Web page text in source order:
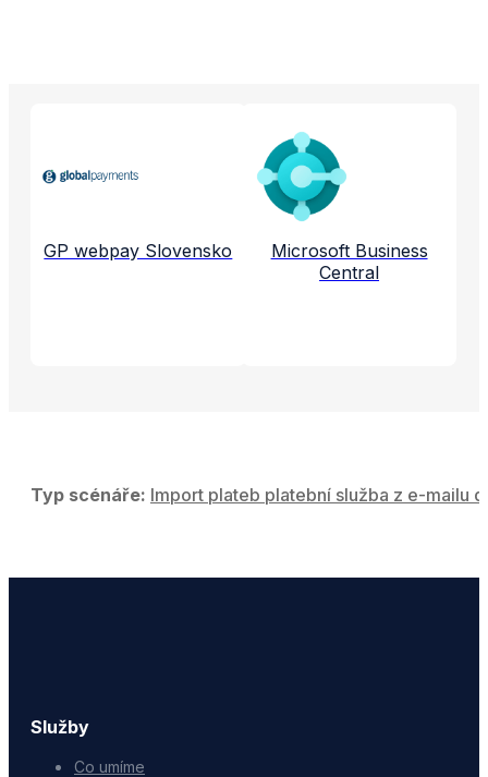
Propojené aplikace a služby
GP webpay Slovensko
Microsoft Business
Central
Typ scénáře: Import plateb platební služba z e-mailu
Služby
Co umíme